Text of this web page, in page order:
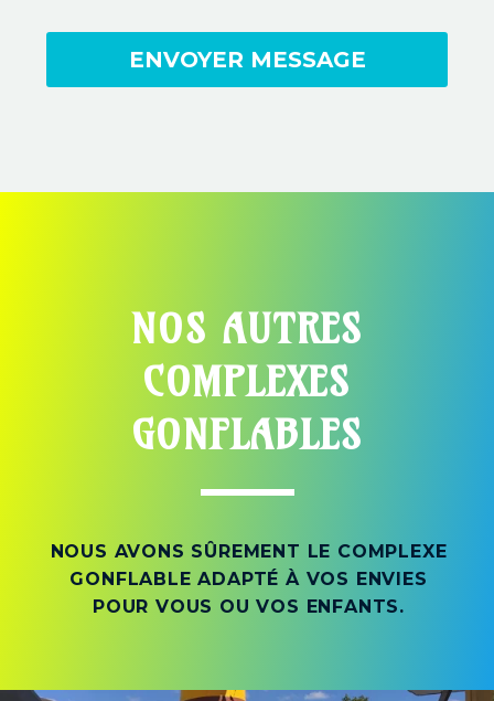
NOS AUTRES
COMPLEXES
GONFLABLES
NOUS AVONS SÛREMENT LE COMPLEXE
GONFLABLE ADAPTÉ À VOS ENVIES
POUR VOUS OU VOS ENFANTS.